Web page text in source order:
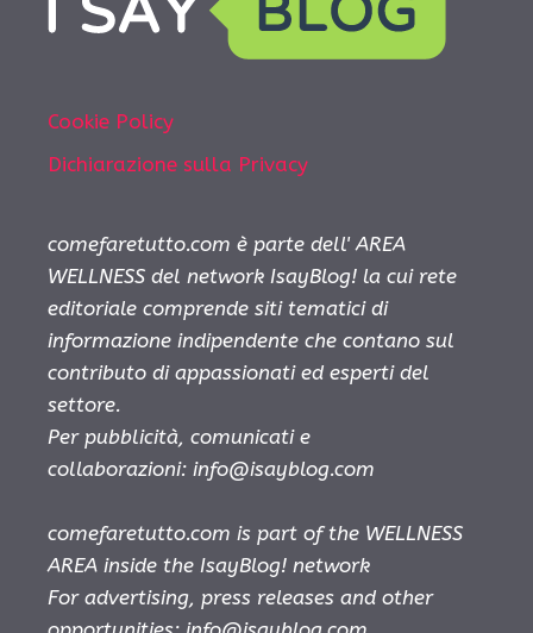
Cookie Policy
Dichiarazione sulla Privacy
comefaretutto.com è parte dell' AREA
WELLNESS del network IsayBlog! la cui rete
editoriale comprende siti tematici di
informazione indipendente che contano sul
contributo di appassionati ed esperti del
settore.
Per pubblicità, comunicati e
collaborazioni: info@isayblog.com
comefaretutto.com is part of the WELLNESS
AREA inside the IsayBlog! network
For advertising, press releases and other